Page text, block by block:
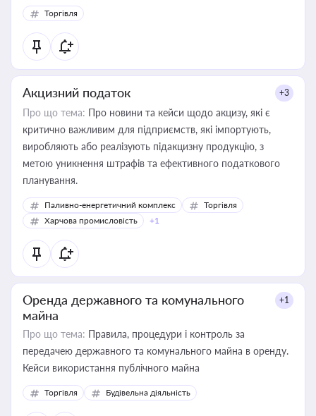
Торгівля
Акцизний податок +3
Про що тема: Про новини та кейси щодо акцизу, які є
критично важливим для підприємств, які імпортують,
виробляють або реалізують підакцизну продукцію, з
метою уникнення штрафів та ефективного податкового
планування.
Паливно-енергетичний комплекс
Торгівля
Харчова промисловість
+1
Оренда державного та комунального
майна
+1
Про що тема: Правила, процедури і контроль за
передачею державного та комунального майна в оренду.
Кейси використання публічного майна
Торгівля Будівельна діяльність